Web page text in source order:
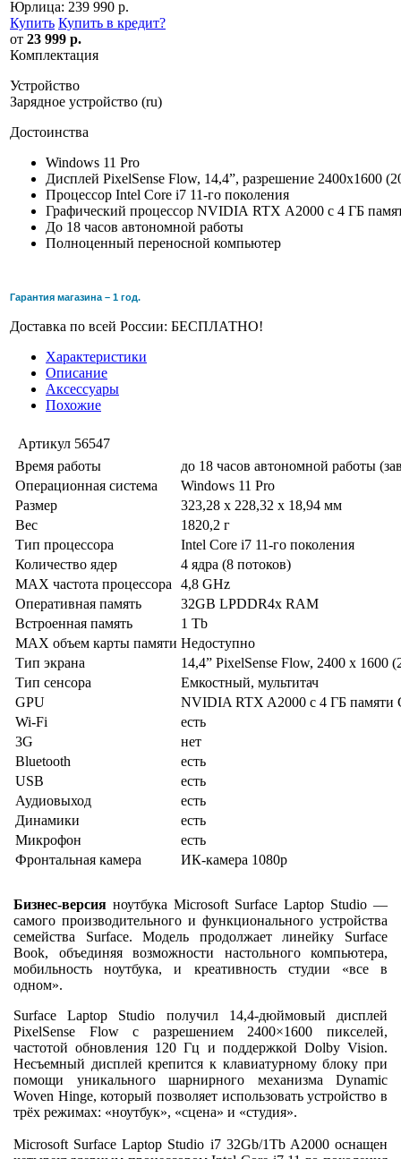
Юрлица: 239 990 р.
Купить Купить в кредит?
от 23 999 р.
Комплектация
Устройство
Зарядное устройство (ru)
Достоинства
Windows 11 Pro
Дисплей PixelSense Flow, 14,4”, разрешение 2400x1600
Процессор Intel Core i7 11-го поколения
Графический процессор NVIDIA RTX A2000 с 4 ГБ
До 18 часов автономной работы
Полноценный переносной компьютер
Гарантия магазина – 1 год.
Доставка по всей России: БЕСПЛАТНО!
Характеристики
Описание
Аксессуары
Похожие
Артикул 56547
Время работы
до 18 часов автономной работы
Операционная система
Windows 11 Pro
Размер
323,28 x 228,32 x 18,94 мм
Вес
1820,2 г
Тип процессора
Intel Core i7 11-го поколения
Количество ядер
4 ядра (8 потоков)
MAX частота процессора
4,8 GHz
Оперативная память
32GB LPDDR4x RAM
Встроенная память
1 Tb
MAX объем карты памяти Недоступно
Тип экрана
14,4” PixelSense Flow, 2400 x 1600
Тип сенсора
Емкостный, мультитач
GPU
NVIDIA RTX A2000 с 4 ГБ памяти
Wi-Fi
есть
3G
нет
Bluetooth
есть
USB
есть
Аудиовыход
есть
Динамики
есть
Микрофон
есть
Фронтальная камера
ИК-камера 1080p
Бизнес-версия ноутбука Microsoft Surface Laptop Studio —
самого производительного и функционального устройства
семейства Surface. Модель продолжает линейку Surface
Book, объединяя возможности настольного компьютера,
мобильность ноутбука, и креативность студии «все в
одном».
Surface Laptop Studio получил 14,4-дюймовый дисплей
PixelSense Flow с разрешением 2400×1600 пикселей,
частотой обновления 120 Гц и поддержкой Dolby Vision.
Несъемный дисплей крепится к клавиатурному блоку при
помощи уникального шарнирного механизма Dynamic
Woven Hinge, который позволяет использовать устройство в
трёх режимах: «ноутбук», «сцена» и «студия».
Microsoft Surface Laptop Studio i7 32Gb/1Tb A2000 оснащен